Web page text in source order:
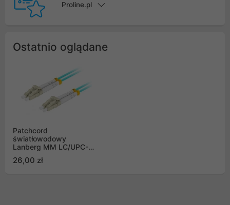
Proline.pl
Ostatnio oglądane
Patchcord
światłowodowy
Lanberg MM LC/UPC-
3.0MM OM3 50/125
26,00 zł